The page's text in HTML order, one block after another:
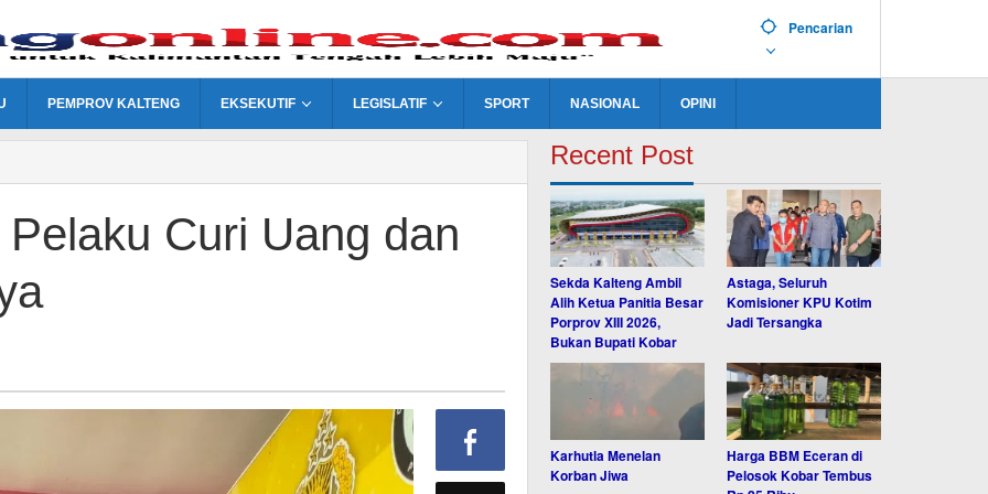
Pencarian
PEMPROV KALTENG EKSEKUTIF LEGISLATIF SPORT NASIONAL OPINI
Curi Uang dan
Recent Post
Sekda Kalteng Ambil
Alih Ketua Panitia Besar
Porprov XIII 2026,
Bukan Bupati Kobar
Astaga, Seluruh
Komisioner KPU Kotim
Jadi Tersangka
Karhutla Menelan
Korban Jiwa
Harga BBM Eceran di
Pelosok Kobar Tembus